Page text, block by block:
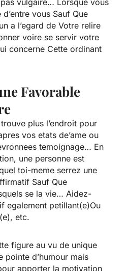
vous Sauf Que
a l’egard de Votre relire
voire se servir votre
concerne Cette ordinant
Favorable
plus l’endroit pour
vos etats de’ame ou
temoignage… En
une personne est
toi-meme serrez une
Sauf Que
se la vie… Aidez-
egalement petillant(e)Ou
etc.
figure au vu de unique
pointe d’humour mais
apporter la motivation